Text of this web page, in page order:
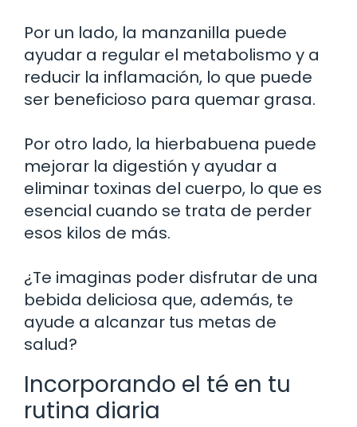
Por un lado, la manzanilla puede
ayudar a regular el metabolismo y a
reducir la inflamación, lo que puede
ser beneficioso para quemar grasa.
Por otro lado, la hierbabuena puede
mejorar la digestión y ayudar a
eliminar toxinas del cuerpo, lo que es
esencial cuando se trata de perder
esos kilos de más.
¿Te imaginas poder disfrutar de una
bebida deliciosa que, además, te
ayude a alcanzar tus metas de
salud?
Incorporando el té en tu
rutina diaria